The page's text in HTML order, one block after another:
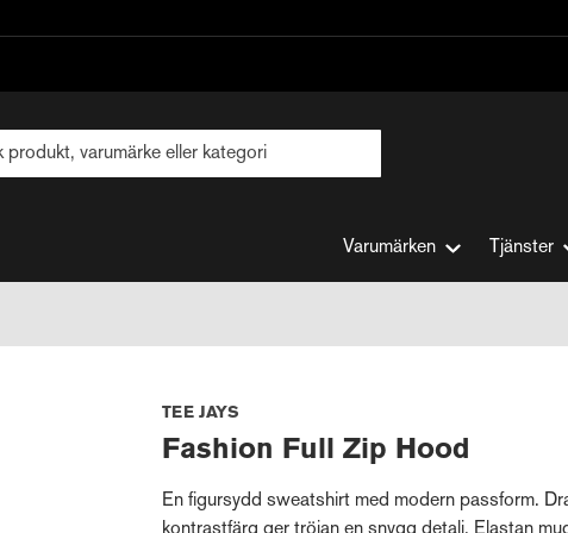
Varumärken Tjänster
TEE JAYS
Fashion Full Zip Hood
En figursydd sweatshirt med modern passform.